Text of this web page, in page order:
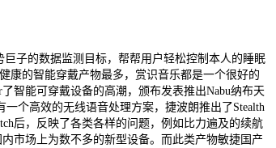
子的数据监测目标，帮帮用户轻松控制本人的睡眠
康的智能穿戴产物最多，赏识音乐都是一个很好的
智能可穿戴设备的高潮，颁布发表推出Nabu纳布天
个高效的无线语音处理方案，捷波朗推出了Stealth
后，反映了各类各样的问题，例如比力遍及的续航
市场上为数不多的新型设备。而此类产物敏捷国产